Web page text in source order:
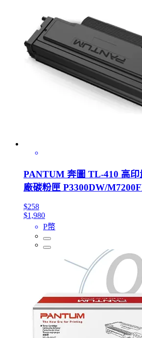
PANTUM 奔圖 TL-410 高印
廠碳粉匣 P3300DW/
$258
$1,980
P幣